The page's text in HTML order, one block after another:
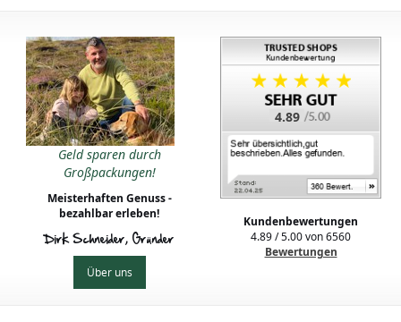
Geld sparen durch
Großpackungen!
Meisterhaften Genuss -
bezahlbar erleben!
Dirk Schneider, Gründer
Über uns
4.89
Kundenbewertungen
4.89/5.00von6560
Bewertungen